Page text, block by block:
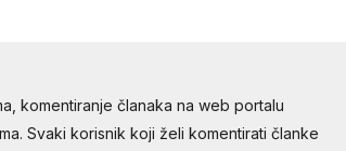
komentiranje članaka na web portalu
Svaki korisnik koji želi komentirati članke